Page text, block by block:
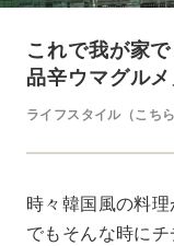
これで我が家
品辛ウマグル
ライフスタイル（こち
時々韓国風の料理
でもそんな時に